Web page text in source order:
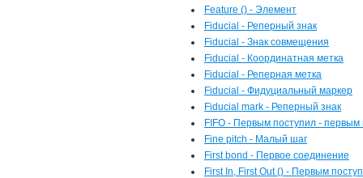
Feature () - Элемент
Fiducial - Реперный знак
Fiducial - Знак совмещения
Fiducial - Координатная метка
Fiducial - Реперная метка
Fiducial - Фидуциальный маркер
Fiducial mark - Реперный знак
FIFO - Первым поступил - первым
Fine pitch - Малый шаг
First bond - Первое соединение
First In, First Out () - Первым